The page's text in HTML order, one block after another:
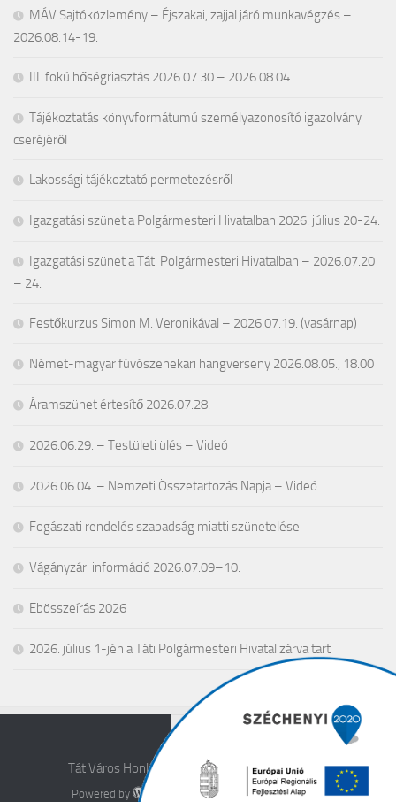
MÁV Sajtóközlemény – Éjszakai, zajjal járó munkavégzés –
2026.08.14-19.
III. fokú hőségriasztás 2026.07.30 – 2026.08.04.
Tájékoztatás könyvformátumú személyazonosító igazolvány
cseréjéről
Lakossági tájékoztató permetezésről
Igazgatási szünet a Polgármesteri Hivatalban 2026. július 20-24.
Igazgatási szünet a Táti Polgármesteri Hivatalban – 2026.07.20
– 24.
Festőkurzus Simon M. Veronikával – 2026.07.19. (vasárnap)
Német-magyar fúvószenekari hangverseny 2026.08.05., 18.00
Áramszünet értesítő 2026.07.28.
2026.06.29. – Testületi ülés – Videó
2026.06.04. – Nemzeti Összetartozás Napja – Videó
Fogászati rendelés szabadság miatti szünetelése
Vágányzári információ 2026.07.09–10.
Ebösszeírás 2026
2026. július 1-jén a Táti Polgármesteri Hivatal zárva tart
Tát Város Honlapja © 2026. All Rights Reserved.
Powered by - Designed with theHueman theme